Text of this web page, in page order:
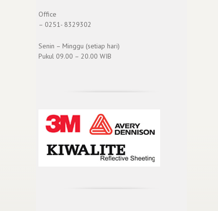
Office
– 0251- 8329302
Senin – Minggu (setiap hari)
Pukul 09.00 – 20.00 WIB